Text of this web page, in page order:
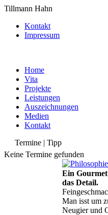
Tillmann Hahn
Kontakt
Impressum
Home
Vita
Projekte
Leistungen
Auszeichnungen
Medien
Kontakt
Termine | Tipp
Keine Termine gefunden
Ein
das Detail.
Man isst um
Neugier und